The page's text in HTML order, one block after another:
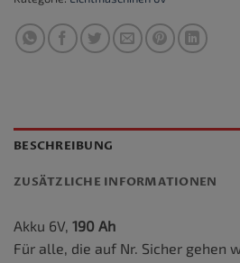
BESCHREIBUNG
ZUSÄTZLICHE INFORMATIONEN
Akku 6V, 190 Ah
Für alle, die auf Nr. Sicher gehen